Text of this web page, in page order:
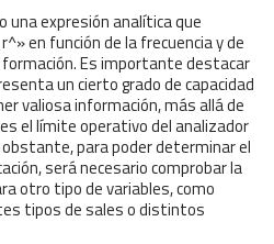
una expresión analítica que
en función de la frecuencia y de
Es importante destacar
un cierto grado de capacidad
valiosa información, más allá de
el límite operativo del analizador
para poder determinar el
será necesario comprobar la
otro tipo de variables, como
tipos de sales o distintos